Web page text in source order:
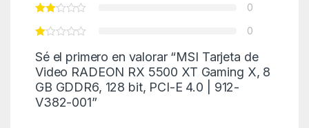
0
0
Sé el primero en valorar “MSI Tarjeta de
Video RADEON RX 5500 XT Gaming X, 8
GB GDDR6, 128 bit, PCI-E 4.0 | 912-
V382-001”